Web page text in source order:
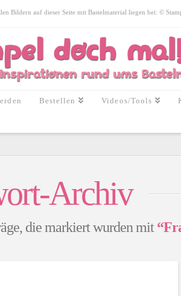
Bildern auf dieser Seite mit Bastelmaterial liegen bei: ©
Bestellen Videos/Tools
Archiv
die markiert wurden mit